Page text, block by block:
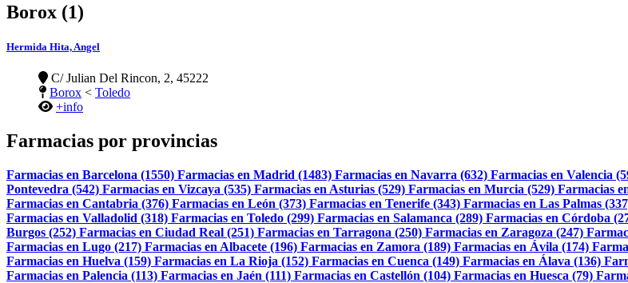
Borox (1)
Hermida Hita, Angel
C/ Julian Del Rincon, 2, 45222
Borox < Toledo
+info
Farmacias por provincias
Farmacias en Barcelona (1550) Farmacias en Madrid (1483) Farmacias en Navarra (632) Farmacias en Valencia
Pontevedra (542) Farmacias en Vizcaya (535) Farmacias en Asturias (529) Farmacias en Murcia (529) Farmacias
Farmacias en Cantabria (376) Farmacias en León (373) Farmacias en Tenerife (343) Farmacias en Las Palmas
Farmacias en Valladolid (318) Farmacias en Toledo (299) Farmacias en Salamanca (289) Farmacias en Córdoba
Burgos (252) Farmacias en Ciudad Real (251) Farmacias en Tarragona (250) Farmacias en Zaragoza (247)
Farmacias en Lugo (217) Farmacias en Albacete (196) Farmacias en Zamora (189) Farmacias en Ávila (174)
Farmacias en Huelva (159) Farmacias en La Rioja (152) Farmacias en Cuenca (149) Farmacias en Álava (136)
Farmacias en Palencia (113) Farmacias en Jaén (111) Farmacias en Castellón (104) Farmacias en Huesca (79)